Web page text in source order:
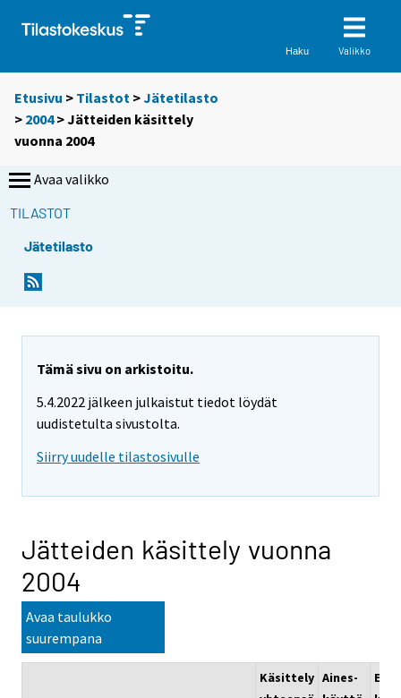
Haku Valikko
Etusivu > Tilastot >Jätetilasto
> 2004> Jätteiden käsittely
vuonna 2004
Avaa valikko
TILASTOT
Jätetilasto
Tämä sivu on arkistoitu.
5.4.2022 jälkeen julkaistut tiedot löydät
uudistetulta sivustolta.
Siirry uudelle tilastosivulle
Jätteiden käsittely vuonna
2004
Avaa taulukko
suurempana
Käsittely Aines-